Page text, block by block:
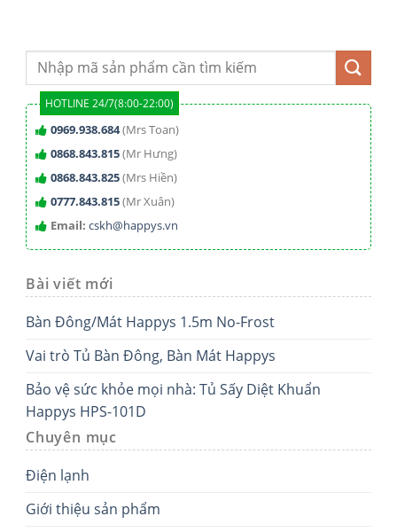
HOTLINE 24/7(8:00-22:00)
0969.938.684(Mrs Toan)
0868.843.815(Mr Hưng)
0868.843.825(Mrs Hiền)
0777.843.815(Mr Xuân)
Email: cskh@happys.vn
Bài viết mới
Bàn Đông/Mát Happys 1.5m No-Frost
Vai trò Tủ Bàn Đông, Bàn Mát Happys
Bảo vệ sức khỏe mọi nhà: Tủ Sấy Diệt Khuẩn
Happys HPS-101D
Chuyên mục
Điện lạnh
Giới thiệu sản phẩm